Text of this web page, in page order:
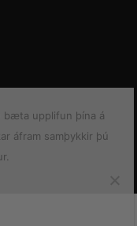
bæta upplifun þína á
áfram samþykkir þú